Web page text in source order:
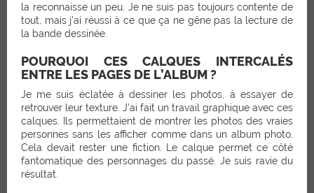
la reconnaisse un peu. Je ne suis pas toujours contente de
tout, mais j’ai réussi à ce que ça ne gêne pas la lecture de
la bande dessinée.
POURQUOI CES CALQUES INTERCALÉS
ENTRE LES PAGES DE L’ALBUM ?
Je me suis éclatée à dessiner les photos, à essayer de
retrouver leur texture. J’ai fait un travail graphique avec ces
calques. Ils permettaient de montrer les photos des vraies
personnes sans les afficher comme dans un album photo.
Cela devait rester une fiction. Le calque permet ce côté
fantomatique des personnages du passé. Je suis ravie du
résultat.